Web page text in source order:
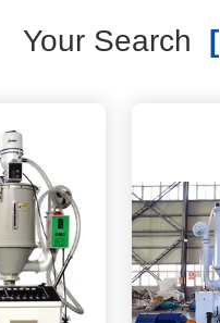
Your Search